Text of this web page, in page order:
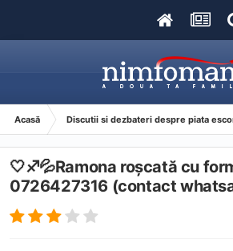
Acasă Discutii si dezbateri despre piata
🤍♐️💦Ramona roșcată cu
0726427316 (contact